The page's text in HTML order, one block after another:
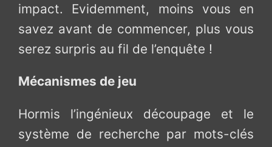
impact. Evidemment, moins vous en
savez avant de commencer, plus vous
serez surpris au fil de l’enquête !
Mécanismes de jeu
Hormis l’ingénieux découpage et le
système de recherche par mots-clés